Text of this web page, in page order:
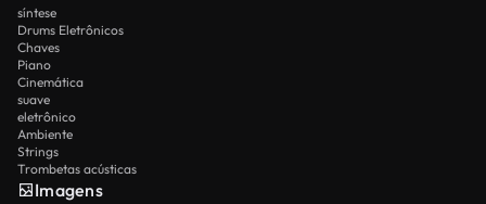
síntese
Drums Eletrônicos
Chaves
Piano
Cinemática
suave
eletrônico
Ambiente
Strings
Trombetas acústicas
Imagens